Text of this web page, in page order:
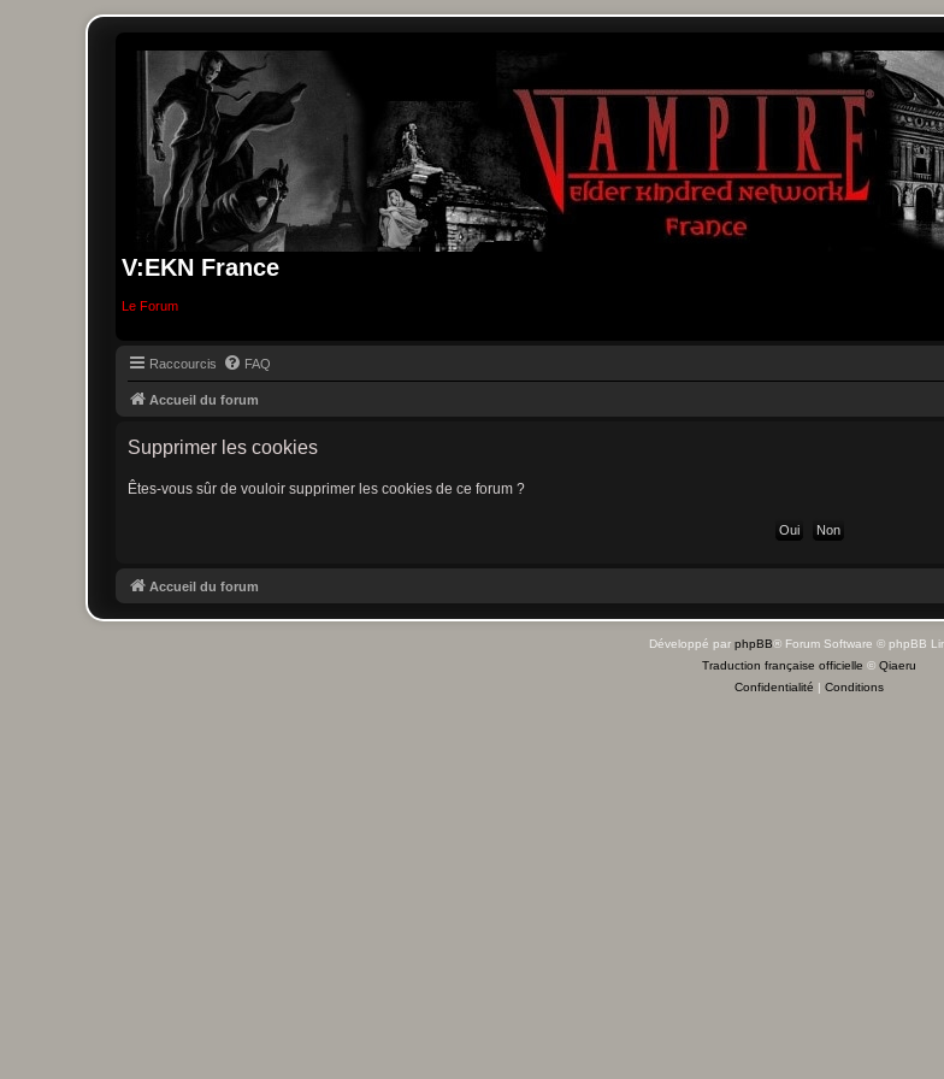
V:EKN France
Le Forum
Raccourcis FAQ
Accueil du forum
Supprimer les cookies
Êtes-vous sûr de vouloir supprimer les cookies de ce forum ?
Accueil du forum
Développé par phpBB® Forum Software © phpBB
Traduction française officielle © Qiaeru
Confidentialité | Conditions